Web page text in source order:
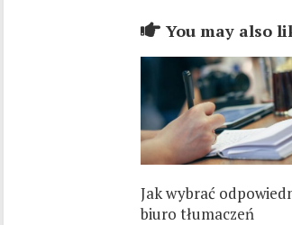
You may also
Jak wybrać
biuro tłumaczeń